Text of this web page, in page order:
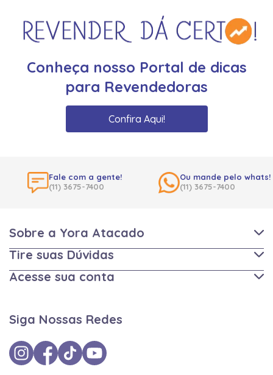
Conheça nosso Portal de dicas
para Revendedoras
Confira Aqui!
Fale com a gente!
(11) 3675-7400
Ou mande pelo whats!
(11) 3675-7400
Sobre a Yora Atacado
Tire suas Dúvidas
Acesse sua conta
Siga Nossas Redes